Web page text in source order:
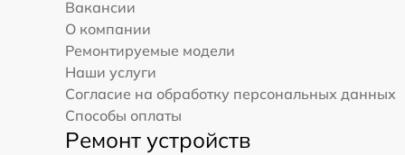
Вакансии
О компании
Ремонтируемые модели
Наши услуги
Согласие на обработку персональных данных
Способы оплаты
Ремонт устройств